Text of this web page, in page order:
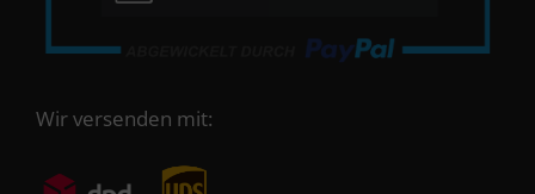
Wir versenden mit: